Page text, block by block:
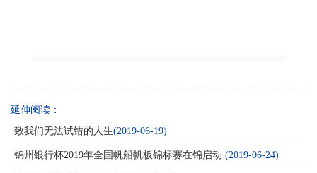
延伸阅读：
·致我们无法试错的人生(2019-06-19)
·锦州银行杯2019年全国帆船帆板锦标赛在锦启动 (2019-06-24)